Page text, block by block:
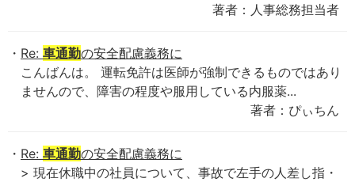
著者：人事総務担当者
Re: 車通勤の安全配慮義務に
こんばんは。 運転免許は医師が強制できるものではあり
ませんので、障害の程度や服用している内服薬...
著者：ぴぃちん
Re: 車通勤の安全配慮義務に
> 現在休職中の社員について、事故で左手の人差し指・